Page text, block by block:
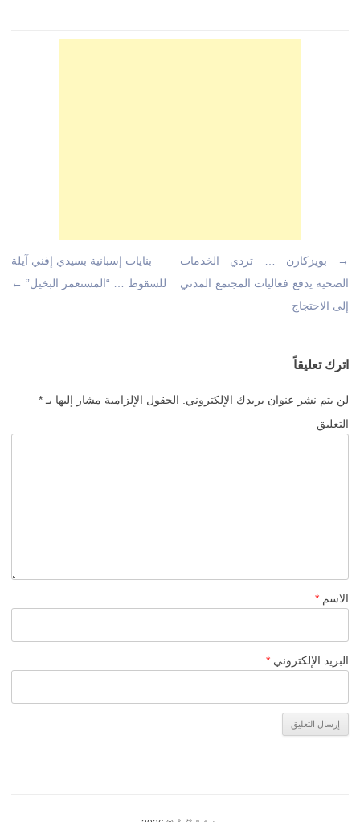
تصفّح
المقالات
→
بويزكارن … تردي الخدمات
الصحية يدفع فعاليات المجتمع المدني
إلى الاحتجاج
بنايات إسبانية بسيدي إفني آيلة
للسقوط … “المستعمر البخيل” ←
اترك تعليقاً
لن يتم نشر عنوان بريدك الإلكتروني. الحقول الإلزامية مشار إليها بـ *
التعليق
الاسم *
البريد الإلكتروني *